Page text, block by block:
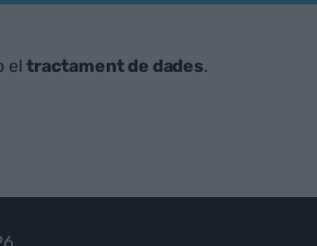
eltractament de dades.